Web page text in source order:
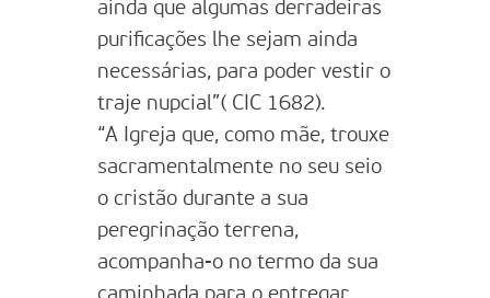
ainda que algumas derradeiras
purificações lhe sejam ainda
necessárias, para poder vestir o
traje nupcial”( CIC 1682).
“A Igreja que, como mãe, trouxe
sacramentalmente no seu seio
o cristão durante a sua
peregrinação terrena,
acompanha-o no termo da sua